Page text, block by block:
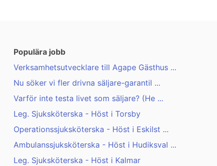
Populära jobb
Verksamhetsutvecklare till Agape Gästhus ...
Nu söker vi fler drivna säljare-garantil ...
Varför inte testa livet som säljare? (He ...
Leg. Sjuksköterska - Höst i Torsby
Operationssjuksköterska - Höst i Eskilst ...
Ambulanssjuksköterska - Höst i Hudiksval ...
Leg. Sjuksköterska - Höst i Kalmar